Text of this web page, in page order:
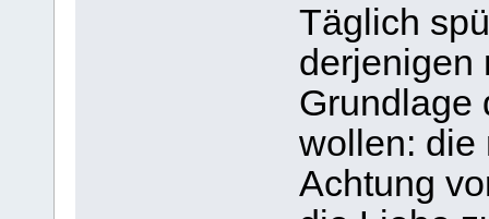
Täglich
derjenigen
Grundlage
wollen: die
Achtung